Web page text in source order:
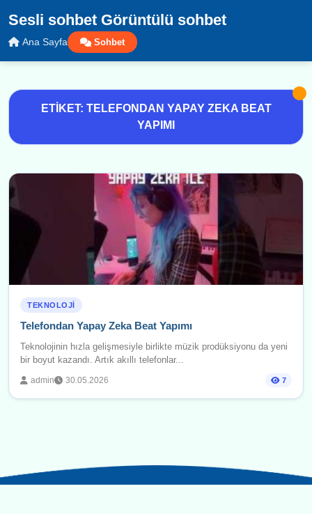
Sesli sohbet Görüntülü sohbet
Ana Sayfa Sohbet
ETIKET: TELEFONDAN YAPAY ZEKA BEAT
YAPIMI
TEKNOLOJI
Telefondan Yapay Zeka Beat Yapımı
Teknolojinin hızla gelişmesiyle birlikte müzik prodüksiyonu da yeni
bir boyut kazandı. Artık akıllı telefonlar...
admin 30.05.2026 7